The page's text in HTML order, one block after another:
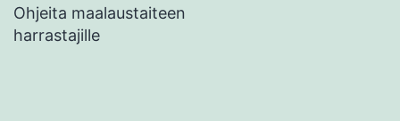
Ohjeita maalaustaiteen
harrastajille